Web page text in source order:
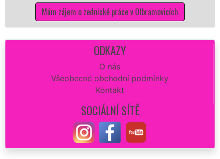
o zednické práce v Olbramovicích
ODKAZY
O nás
Všeobecné obchodní podmínky
Kontakt
SOCIÁLNÍ SÍTĚ